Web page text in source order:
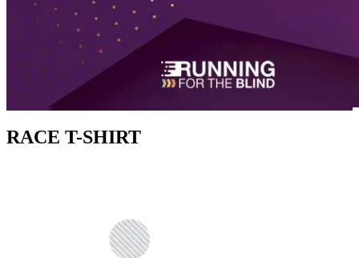
RACE T-SHIRT